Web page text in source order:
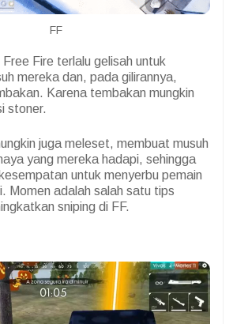
FF
Fire terlalu gelisah untuk
mereka dan, pada gilirannya,
Karena tembakan mungkin
stoner.
juga meleset, membuat musuh
yang mereka hadapi, sehingga
untuk menyerbu pemain
Momen adalah salah satu tips
sniping di FF.